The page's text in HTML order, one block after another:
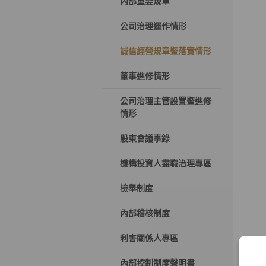
公司治理運作情形
誠信經營規章暨落實情形
董事進修情形
公司治理主管設置暨進修
情形
股東會議事錄
機構投資人盡職治理專區
檢舉制度
內部稽核制度
利害關係人專區
內部控制制度聲明書